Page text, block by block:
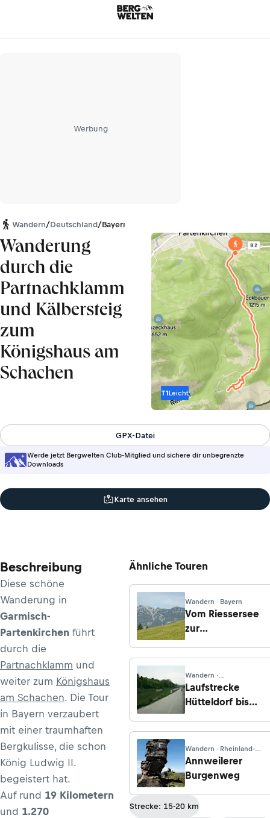
Werbung
Wandern/Deutschland/Bayern
Wanderung
durch die
Partnachklamm
und Kälbersteig
zum
Königshaus am
Schachen
T1Leicht
Werde jetzt Bergwelten Club-Mitglied und sichere dir unbegrenzte
Downloads
GPX-Datei
Karte ansehen
Beschreibung
Diese schöne
Wanderung in
Garmisch-
Partenkirchen führt
durch die
Partnachklamm und
weiter zum Königshaus
am Schachen. Die Tour
in Bayern verzaubert
mit einer traumhaften
Bergkulisse, die schon
König Ludwig II.
begeistert hat.
Auf rund 19 Kilometern
und 1.270
Ähnliche Touren
Wandern · Bayern
Vom Riessersee
zur
Wandern ·
Niederösterreich
Laufstrecke
Hütteldorf bis
Wandern · Rheinland-
Pfalz
Annweilerer
Burgenweg
Strecke: 15-20 km